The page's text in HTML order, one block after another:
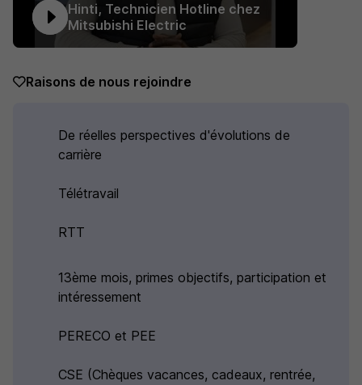
Hinti, Technicien Hotline chez
Mitsubishi Electric
Raisons de nous rejoindre
De réelles perspectives d'évolutions de
carrière
Télétravail
RTT
13ème mois, primes objectifs, participation et
intéressement
PERECO et PEE
CSE (Chèques vacances, cadeaux, rentrée,